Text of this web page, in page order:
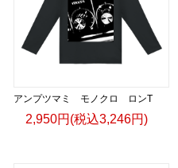
アンプツマミ モノクロ ロンT
2,950円(税込3,246円)